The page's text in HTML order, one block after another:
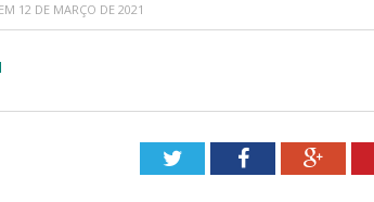
EM 12 DE MARÇO DE 2021
TwitterFacebook